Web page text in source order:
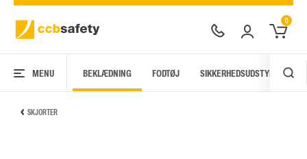
0
MENU BEKLÆDNING FODTØJ SIKKERHEDSUDSTYR
SKJORTER